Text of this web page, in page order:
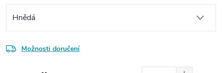
Možnosti doručení